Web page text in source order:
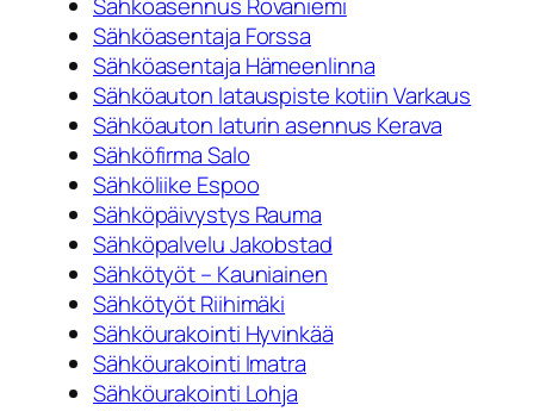
Sähköasentaja Forssa
Sähköasentaja Hämeenlinna
Sähköauton latauspiste kotiin Varkaus
Sähköauton laturin asennus Kerava
Sähköfirma Salo
Sähköliike Espoo
Sähköpäivystys Rauma
Sähköpalvelu Jakobstad
Sähkötyöt – Kauniainen
Sähkötyöt Riihimäki
Sähköurakointi Hyvinkää
Sähköurakointi Imatra
Sähköurakointi Lohja